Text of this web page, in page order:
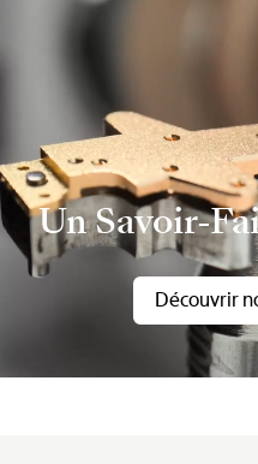
Un Savoir-
Découvrir